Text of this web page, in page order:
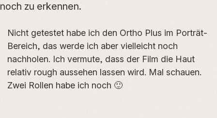
noch zu erkennen.
Nicht getestet habe ich den Ortho Plus im Porträt-
Bereich, das werde ich aber vielleicht noch
nachholen. Ich vermute, dass der Film die Haut
relativ rough aussehen lassen wird. Mal schauen.
Zwei Rollen habe ich noch 🙂